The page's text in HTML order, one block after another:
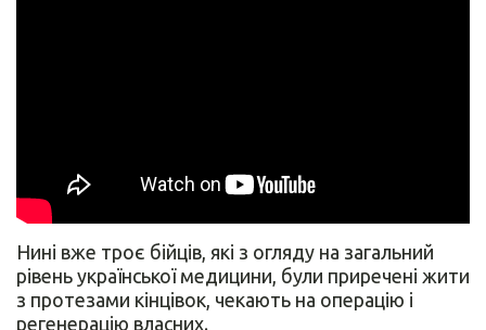
Нині вже троє бійців, які з огляду на загальний
рівень української медицини, були приречені жити
з протезами кінцівок, чекають на операцію і
регенерацію власних.